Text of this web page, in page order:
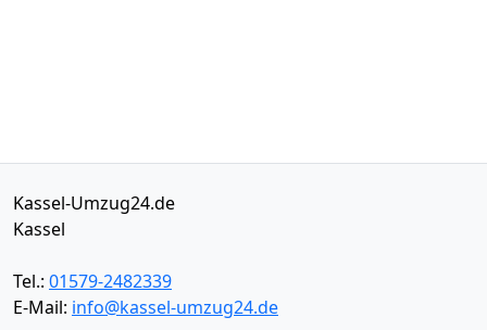
Kassel-Umzug24.de
Kassel
Tel.: 01579-2482339
E-Mail: info@kassel-umzug24.de